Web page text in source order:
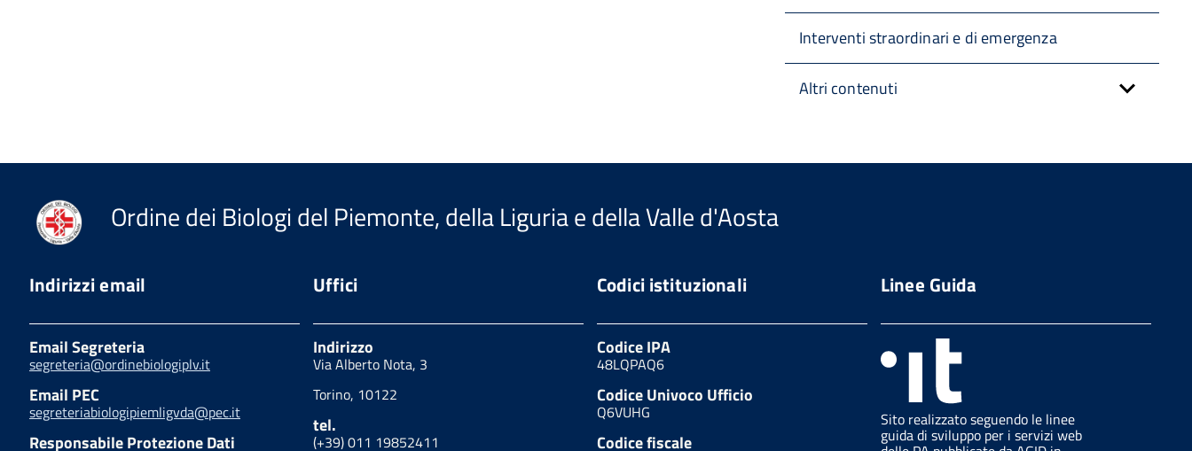
Interventi straordinari e di emergenza
Altri contenuti
Ordine dei Biologi del Piemonte, della Liguria e della Valle d'Aosta
Indirizzi email
Email Segreteria
segreteria@ordinebiologiplv.it
Email PEC
segreteriabiologipiemligvda@pec.it
Responsabile Protezione Dati
Uffici
Indirizzo
Via Alberto Nota, 3
Torino, 10122
tel.
(+39) 011 19852411
Codici istituzionali
Codice IPA
48LQPAQ6
Codice Univoco Ufficio
Q6VUHG
Codice fiscale
Linee Guida
Sito realizzato seguendo le linee
guida di sviluppo per i servizi web